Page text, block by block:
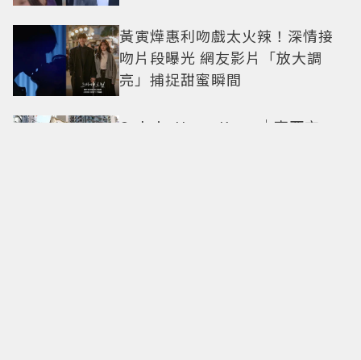
黃寅燁惠利吻戲太火辣！深情接
吻片段曝光 網友影片「放大調
亮」捕捉甜蜜瞬間
Only in Hong Kong｜東西交